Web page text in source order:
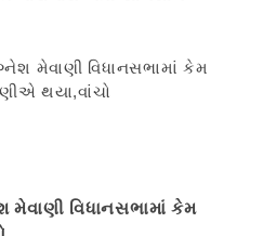
મેવાણી વિધાનસભામાં કેમ